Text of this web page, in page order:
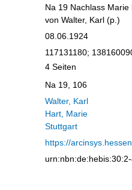
Na 19 Nachlass
von Walter, Karl (p.)
08.06.1924
117131180;
4 Seiten
Na 19, 106
Walter, Karl
Hart, Marie
Stuttgart
https://